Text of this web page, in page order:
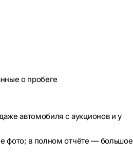
о пробеге
автомобиля с аукционов и у
фото; в полном отчёте — большое